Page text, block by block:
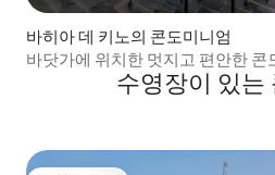
바히아 데 키노의 콘도미니엄
바닷가에 위치한 멋지고 편안한 콘
수영장이 있는